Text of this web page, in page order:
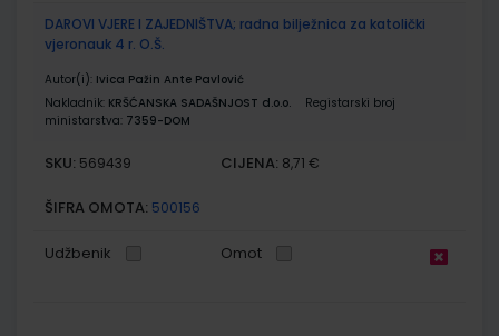
DAROVI VJERE I ZAJEDNIŠTVA; radna bilježnica za katolički
vjeronauk 4 r. O.Š.
Autor(i): Ivica Pažin Ante Pavlović
Nakladnik: KRŠĆANSKA SADAŠNJOST d.o.o.
Registarski broj
ministarstva: 7359-DOM
SKU: 569439 CIJENA: 8,71 €
ŠIFRA OMOTA: 500156
Udžbenik Omot